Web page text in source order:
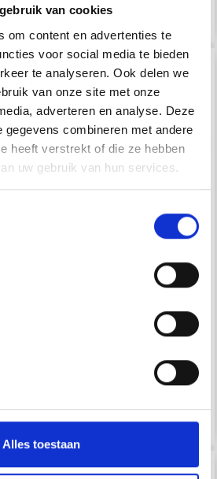
van cookies
om content en advertenties te
voor social media te bieden
te analyseren. Ook delen we
van onze site met onze
adverteren en analyse. Deze
gegevens combineren met andere
heeft verstrekt of die ze hebben
uw gebruik van hun services.
Alles toestaan
Ajouter au panier
PERLES, NOIRS, 12 MM,
10 PIÈCES
EUR 2.95